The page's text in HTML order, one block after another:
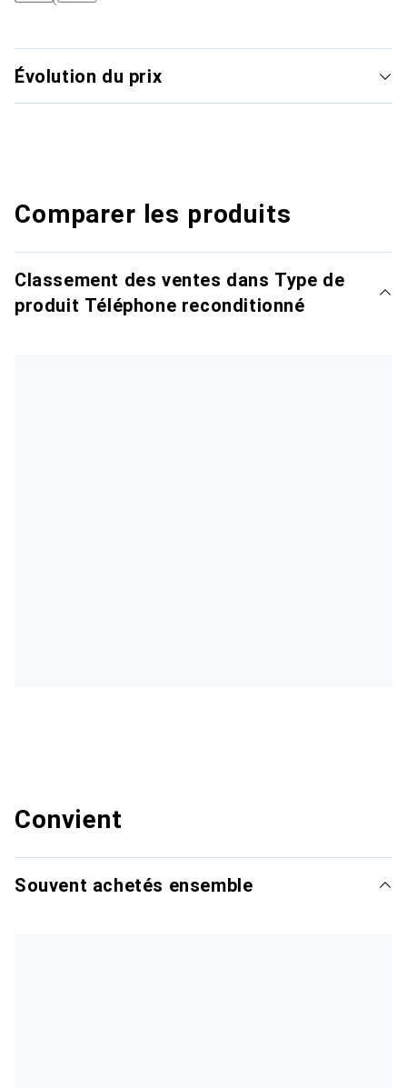
Évolution du prix
Comparer les produits
Classement des ventes dans Type de
produit Téléphone reconditionné
Convient
Souvent achetés ensemble